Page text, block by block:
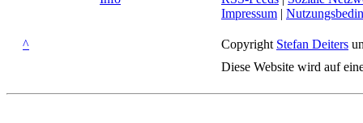
Impressum |
^ Copyright Stefan Deiters
Diese Website wird auf